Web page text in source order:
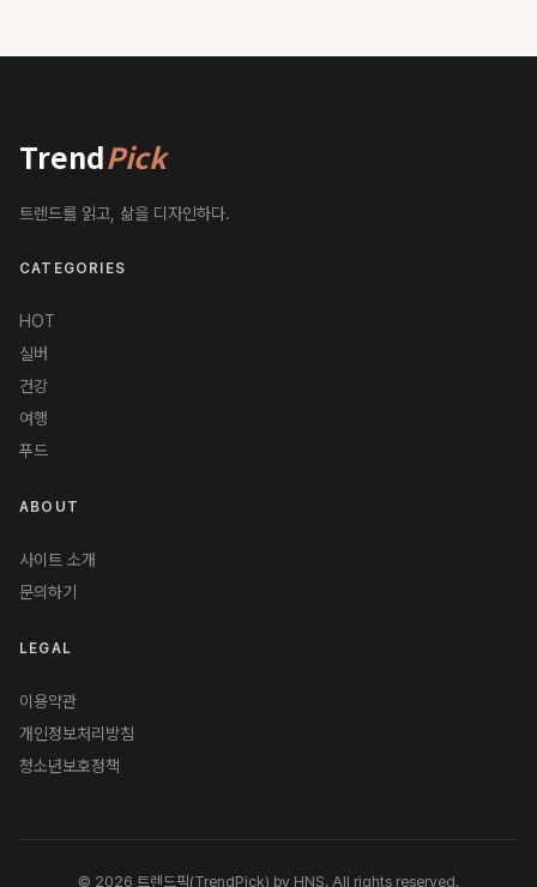
TrendPick
트렌드를 읽고, 삶을 디자인하다.
CATEGORIES
HOT
실버
건강
여행
푸드
ABOUT
사이트 소개
문의하기
LEGAL
이용약관
개인정보처리방침
청소년보호정책
© 2026 트렌드픽(TrendPick) by HNS. All rights reserved.